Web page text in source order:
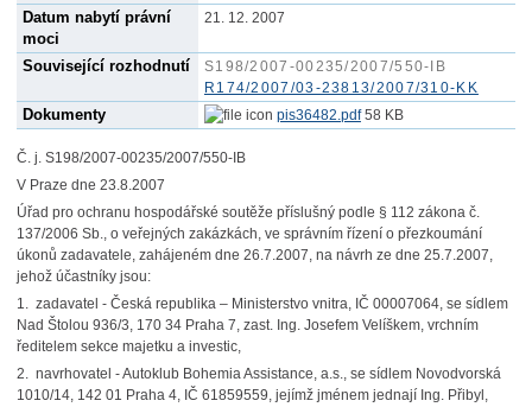
Datum nabytí právní
moci
21. 12. 2007
Související rozhodnutí
S198/2007-00235/2007/550-IB
R174/2007/03-23813/2007/310-KK
Dokumenty pis36482.pdf58 KB
Č. j. S198/2007-00235/2007/550-IB
V Praze dne 23.8.2007
Úřad pro ochranu hospodářské soutěže příslušný podle § 112 zákona č.
137/2006 Sb., o veřejných zakázkách, ve správním řízení o přezkoumání
úkonů zadavatele, zahájeném dne 26.7.2007, na návrh ze dne 25.7.2007,
jehož účastníky jsou:
1. zadavatel - Česká republika – Ministerstvo vnitra, IČ 00007064, se sídlem
Nad Štolou 936/3, 170 34 Praha 7, zast. Ing. Josefem Velíškem, vrchním
ředitelem sekce majetku a investic,
2. navrhovatel - Autoklub Bohemia Assistance, a.s., se sídlem Novodvorská
1010/14, 142 01 Praha 4, IČ 61859559, jejímž jménem jednají Ing. Přibyl,